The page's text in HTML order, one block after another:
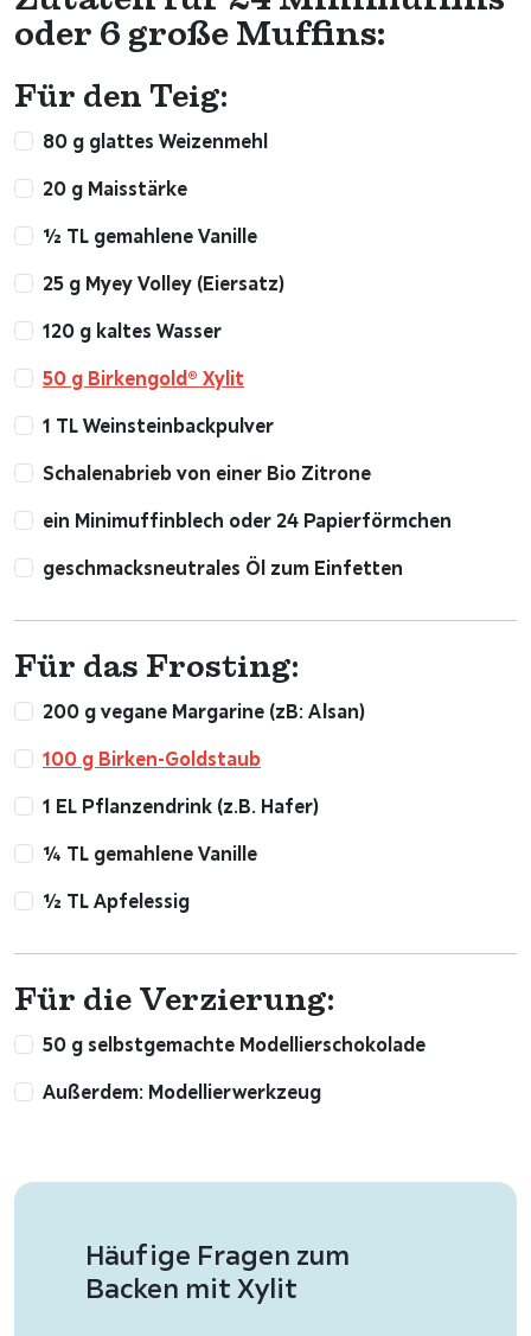
oder 6 große Muffins:
Für den Teig:
80 g glattes Weizenmehl
20 g Maisstärke
½ TL gemahlene Vanille
25 g Myey Volley (Eiersatz)
120 g kaltes Wasser
50 g Birkengold® Xylit
1 TL Weinsteinbackpulver
Schalenabrieb von einer Bio Zitrone
ein Minimuffinblech oder 24 Papierförmchen
geschmacksneutrales Öl zum Einfetten
Für das Frosting:
200 g vegane Margarine (zB: Alsan)
100 g Birken-Goldstaub
1 EL Pflanzendrink (z.B. Hafer)
¼ TL gemahlene Vanille
½ TL Apfelessig
Für die Verzierung:
50 g selbstgemachte Modellierschokolade
Außerdem: Modellierwerkzeug
Häufige Fragen zum
Backen mit Xylit